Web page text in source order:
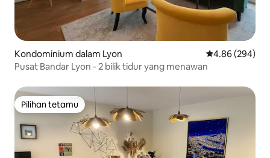
Kondominium dalam Lyon Penarafan
4.86 (294)
Pusat Bandar Lyon - 2 bilik tidur yang menawan
Pilihan tetamu
Pilihan tetamu